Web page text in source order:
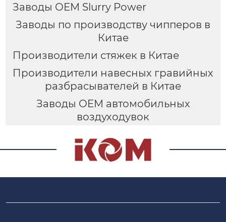
Заводы OEM Slurry Power
Заводы по производству чипперов в
Китае
Производители стяжек в Китае
Производители навесных гравийных
разбрасывателей в Китае
Заводы OEM автомобильных
воздуходувок